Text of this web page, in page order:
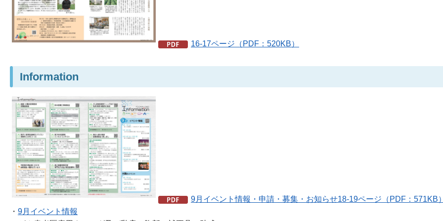
16-17ページ（PDF：520KB）
Information
9月イベント情報・申請・募集・お知らせ18-19ページ（PDF：571KB
・ 9月イベント情報